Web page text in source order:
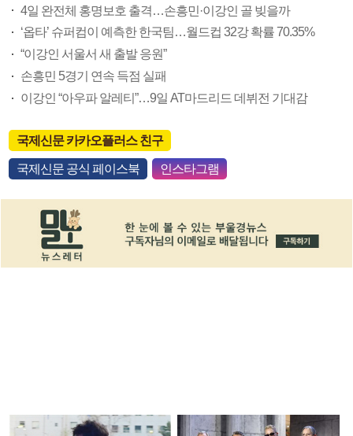
4일 완전체 홍명보호 출격…손흥민·이강인 골 빚을까
‘옵타’ 슈퍼컴이 예측한 한국팀…월드컵 32강 확률 70.35%
“이강인 서울서 새 출발 응원”
손흥민 5경기 연속 득점 실패
이강인 “아우파 알레티”…9일 AT마드리드 데뷔전 기대감
국제신문 카카오플러스 친구
국제신문 공식 페이스북 인스타그램